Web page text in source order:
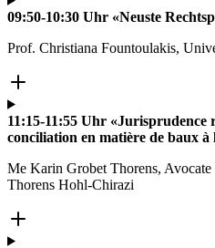
09:50-10:30 Uhr «Neuste
Prof. Christiana Fountoulakis,
11:15-11:55 Uhr «Jurisprudence
conciliation en matière de baux à
Me Karin Grobet Thorens,
Thorens Hohl-Chirazi